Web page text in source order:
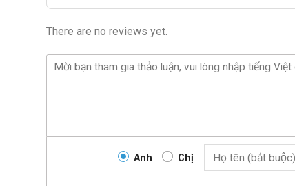
There are no reviews yet.
Anh Chị